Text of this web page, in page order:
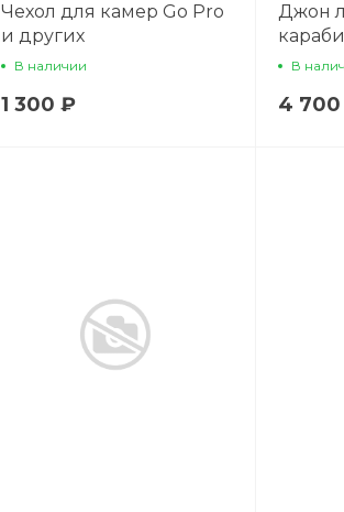
Чехол для камер Go Pro
и других
В наличии
1 300 ₽
Джон
В
4